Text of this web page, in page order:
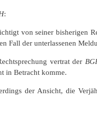
:
von seiner bisherigen
Fall der unterlassenen
vertrat der
in Betracht komme.
der Ansicht, die